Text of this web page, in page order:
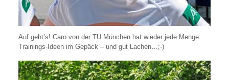
Auf geht’s! Caro von der TU München hat wieder jede Menge
Trainings-Ideen im Gepäck – und gut Lachen…;-)